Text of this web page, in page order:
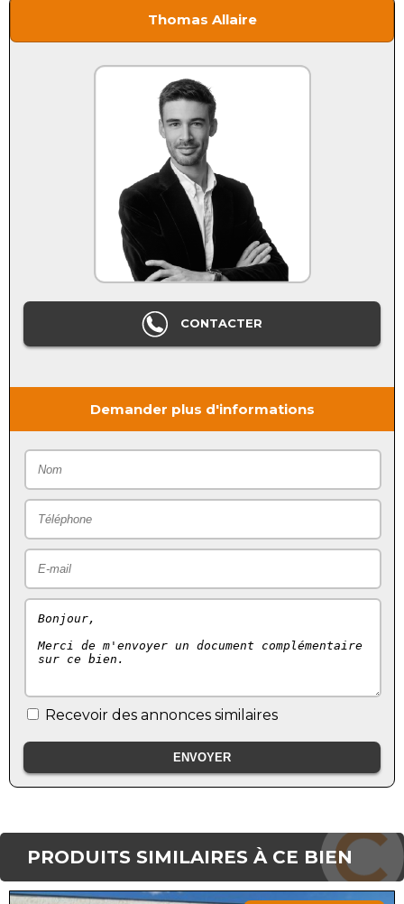
Thomas Allaire
CONTACTER
Demander plus d'informations
Recevoir des annonces similaires
PRODUITS SIMILAIRES À CE BIEN